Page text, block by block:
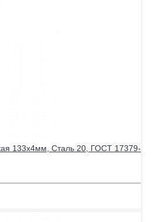
133х4мм, Сталь 20, ГОСТ 17379-